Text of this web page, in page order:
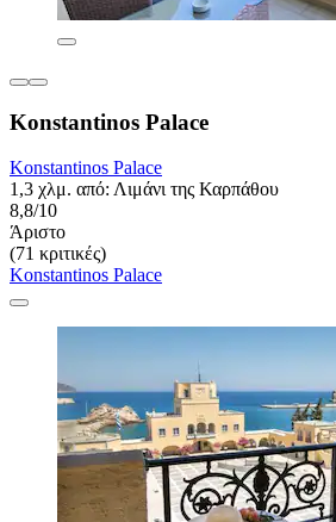
Konstantinos Palace
Konstantinos Palace
1,3 χλμ. από: Λιμάνι της Καρπάθου
8,8/10
Άριστο
(71 κριτικές)
Konstantinos Palace